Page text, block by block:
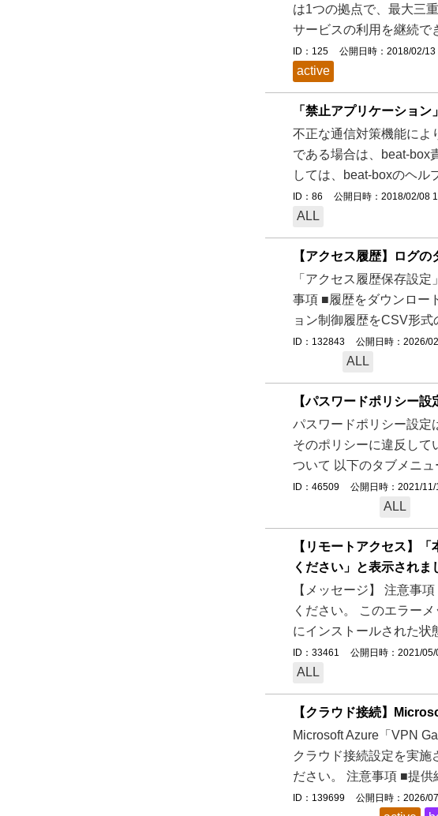
は1つの拠点で、最大三
サービスの利用を継続で
ID：125
公開日時：2018/02/13
active
「禁止アプリケーショ
不正な通信対策機能によ
である場合は、beat-box
しては、beat-boxのヘル
ID：86
公開日時：2018/02/08
ALL
【アクセス履歴】ログ
「アクセス履歴保存設
事項 ■履歴をダウンロー
ョン制御履歴をCSV形
ID：132843
公開日時：2026/
ALL
【パスワードポリシー
パスワードポリシー設定
そのポリシーに違反して
ついて 以下のタブメニ
ID：46509
公開日時：2021/
ALL
【リモートアクセス】
ください」と表示されま
【メッセージ】 注意事
ください。 このエラー
にインストールされた状
ID：33461
公開日時：2021/05/
ALL
【クラウド接続】
Microsoft Azure「VPN
クラウド接続設定を実施
ださい。 注意事項 ■提供
ID：139699
公開日時：2026/